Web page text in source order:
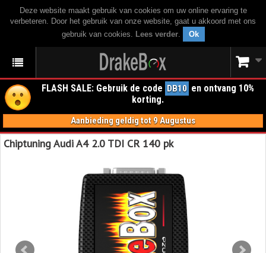
Deze website maakt gebruik van cookies om uw online ervaring te
verbeteren. Door het gebruik van onze website, gaat u akkoord met ons
gebruik van cookies. Lees verder. Ok
FLASH SALE: Gebruik de code DB10 en ontvang 10%
korting.
Aanbieding geldig tot 9 Augustus
Chiptuning Audi A4 2.0 TDI CR 140 pk